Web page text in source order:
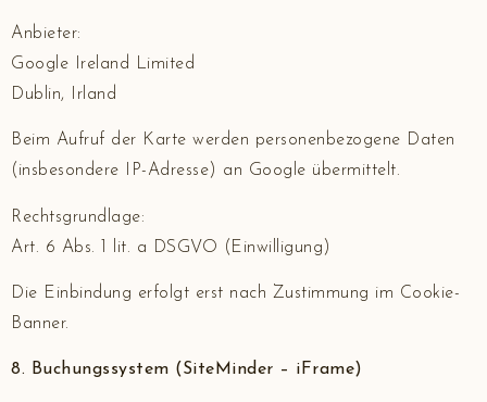
Anbieter:
Google Ireland Limited
Dublin, Irland
Beim Aufruf der Karte werden personenbezogene Daten
(insbesondere IP-Adresse) an Google übermittelt.
Rechtsgrundlage:
Art. 6 Abs. 1 lit. a DSGVO (Einwilligung)
Die Einbindung erfolgt erst nach Zustimmung im Cookie-
Banner.
8. Buchungssystem (SiteMinder – iFrame)